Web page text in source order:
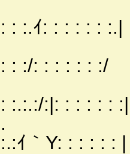
: : :.ｲ: : : : : : :.|
: : :/: : : : : : :/
: :.:.:/:|: : : : : : :|
. ＼
:.:ｲ｀Y: : : : : : |